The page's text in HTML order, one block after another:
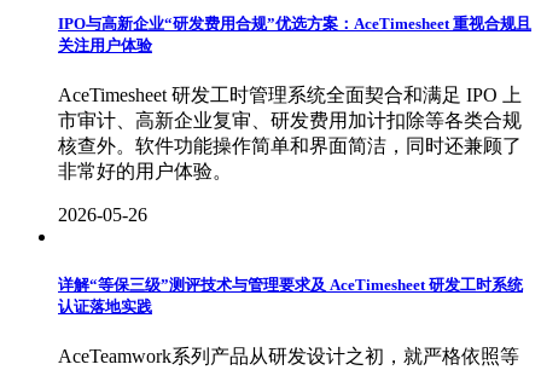
IPO与高新企业“研发费用合规”优选方案：AceTimesheet 重视合规且
关注用户体验
AceTimesheet 研发工时管理系统全面契合和满足 IPO 上
市审计、高新企业复审、研发费用加计扣除等各类合规
核查外。软件功能操作简单和界面简洁，同时还兼顾了
非常好的用户体验。
2026-05-26
详解“等保三级”测评技术与管理要求及 AceTimesheet 研发工时系统
认证落地实践
AceTeamwork系列产品从研发设计之初，就严格依照等